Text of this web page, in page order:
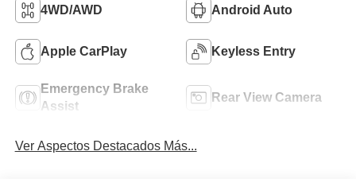
4WD/AWD Android Auto
Apple CarPlay Keyless Entry
Emergency Brake
Assist
Rear View Camera
Ver Aspectos Destacados Más...